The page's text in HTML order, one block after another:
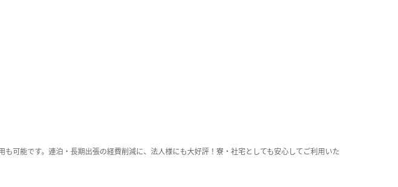
可能です。連泊・長期出張の経費削減に、法人様にも大好評！寮・社宅としても安心してご利用いた